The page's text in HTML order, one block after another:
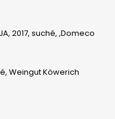
2017, suché, ,Domeco
Weingut Köwerich